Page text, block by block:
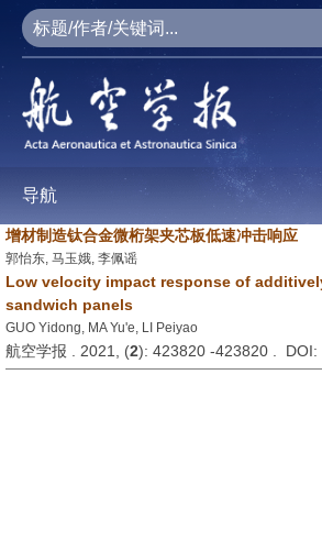
导航
增材制造钛合金微桁架夹芯板低速冲击响应
郭怡东, 马玉娥, 李佩谣
Low velocity impact response of
sandwich panels
GUO Yidong, MA Yu'e, LI Peiyao
航空学报 . 2021, (2): 423820 -423820 . DOI: